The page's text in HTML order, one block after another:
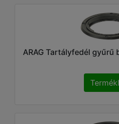
ARAG Tartályfedél gyűrű